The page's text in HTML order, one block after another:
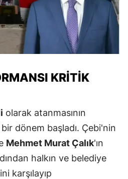
KRITIK
olarak atanmasının
dönem başladı. Çebi'nin
Mehmet Murat Çalık'ın
halkın ve belediye
karşılayıp